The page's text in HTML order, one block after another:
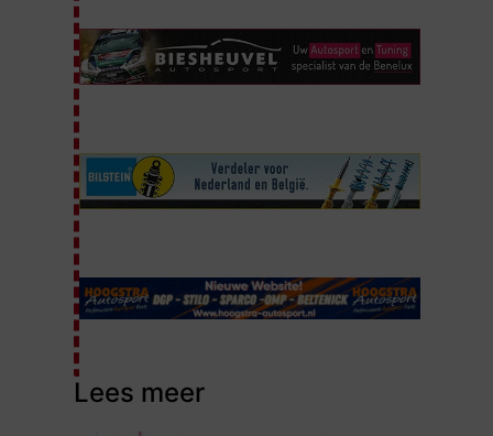
Lees meer